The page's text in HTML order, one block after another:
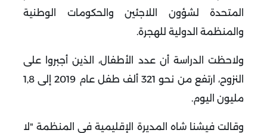
المتحدة لشؤون اللاجئين والحكومات الوطنية
والمنظمة الدولية للهجرة.
ولاحظت الدراسة أن عدد الأطفال، الذين أجبروا على
النزوح، ارتفع من نحو 321 ألف طفل عام 2019 إلى 1,8
مليون اليوم.
وقالت فيشنا شاه المديرة الإقليمية في المنظمة "لا